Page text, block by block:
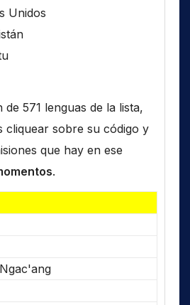
Unidos
de 571 lenguas de la lista,
cliquear sobre su código y
que hay en ese
.